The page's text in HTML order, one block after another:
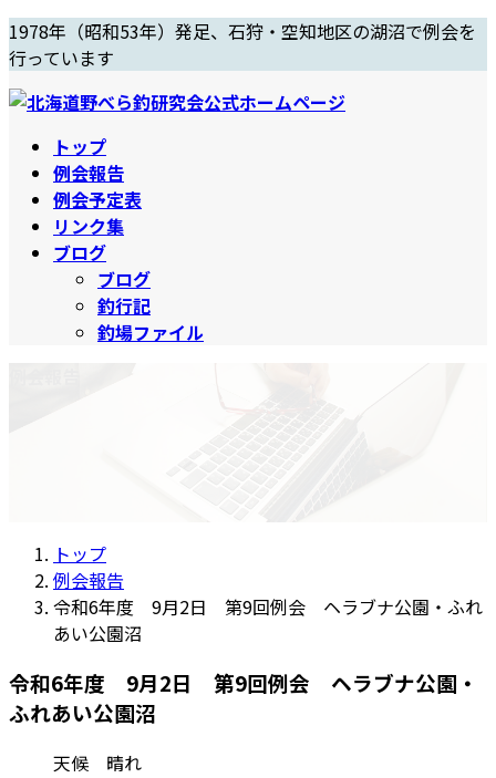
コ
ン
テ
ン
ナ
ビ
ゲ
ー
1978年（昭和53年）発足、石狩・空知地区の湖沼で例会を
行っています
トップ
例会報告
例会予定表
リンク集
ブログ
ブログ
釣行記
釣場ファイル
トップ
例会報告
令和6年度 9月2日 第9回例会 ヘラブナ公園・ふれ
あい公園沼
令和6年度 9月2日 第9回例会 ヘラブナ公園・
ふれあい公園沼
天候 晴れ